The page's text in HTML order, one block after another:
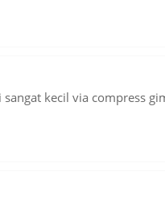
kecil via compress